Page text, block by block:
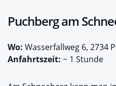
Puchberg am
Wo: Wasserfallweg 6, 2734
Anfahrtszeit: ~ 1 Stunde